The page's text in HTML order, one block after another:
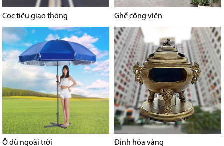
Cọc tiêu giao thông Ghế công viên
Ô dù ngoài trời Đỉnh hóa vàng